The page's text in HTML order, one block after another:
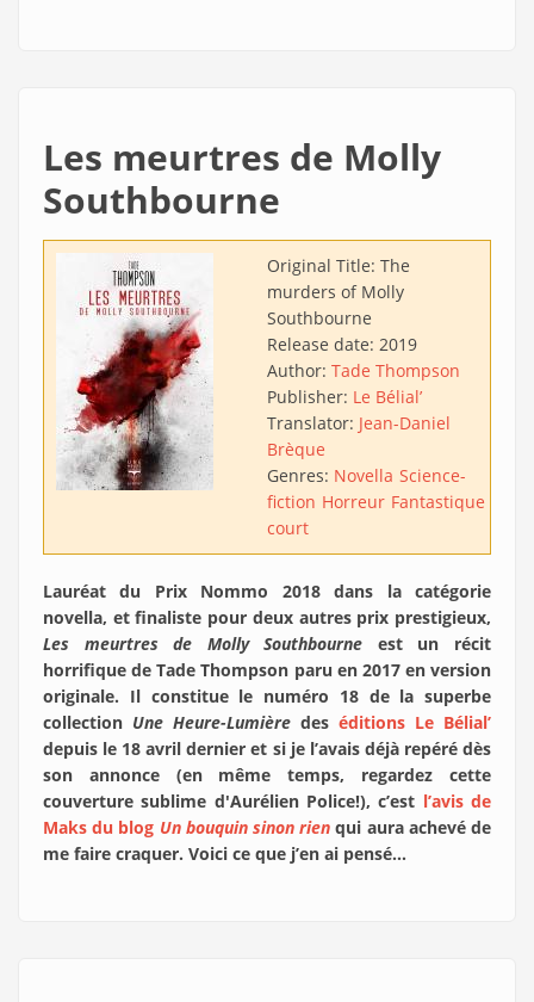
Les meurtres de Molly
Southbourne
Original Title: The
murders of Molly
Southbourne
Release date: 2019
Author: Tade Thompson
Publisher: Le Bélial’
Translator: Jean-Daniel
Brèque
Genres: Novella Science-
fiction Horreur Fantastique
court
Lauréat du Prix Nommo 2018 dans la catégorie
novella, et finaliste pour deux autres prix prestigieux,
Les meurtres de Molly Southbourne est un récit
horrifique de Tade Thompson paru en 2017 en version
originale. Il constitue le numéro 18 de la superbe
collection Une Heure-Lumière des éditions Le Bélial’
depuis le 18 avril dernier et si je l’avais déjà repéré dès
son annonce (en même temps, regardez cette
couverture sublime d'Aurélien Police!), c’est l’avis de
Maks du blog Un bouquin sinon rien qui aura achevé de
me faire craquer. Voici ce que j’en ai pensé…